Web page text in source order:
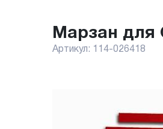
Марзан
Артикул: 114-026418